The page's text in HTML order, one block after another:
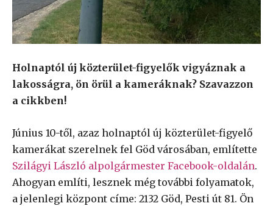
Holnaptól új közterület-figyelők vigyáznak a
lakosságra, ön örül a kameráknak? Szavazzon
a cikkben!
Június 10-től, azaz holnaptól új közterület-figyelő
kamerákat szerelnek fel Göd városában, említette
Szilágyi László alpolgármester Facebook-oldalán.
Ahogyan említi, lesznek még további folyamatok,
a jelenlegi központ címe: 2132 Göd, Pesti út 81. Ön